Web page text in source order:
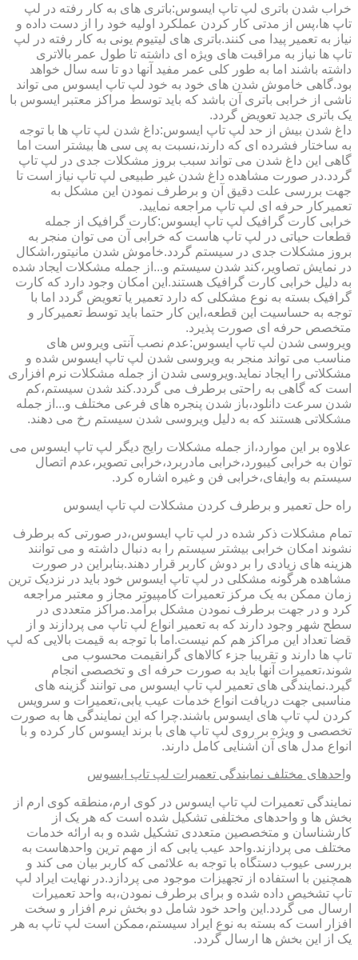
خراب شدن باتری لپ تاپ ایسوس:باتری های به کار رفته در لپ
تاپ ها،پس از مدتی کار کردن عملکرد اولیه خود را از دست داده و
نیاز به تعمیر پیدا می کنند.باتری های لیتیوم یونی به کار رفته در لپ
تاپ ها نیاز به مراقبت های ویژه ای داشته تا طول عمر بالاتری
داشته باشند اما به طور کلی عمر مفید آنها دو تا سه سال خواهد
بود.گاهی خاموش شدن های خود به خود لپ تاپ ایسوس می تواند
ناشی از خرابی باتری آن باشد که باید توسط مراکز معتبر ایسوس با
یک باتری جدید تعویض گردد.
داغ شدن بیش از حد لپ تاپ ایسوس:داغ شدن لپ تاپ ها با توجه
به ساختار فشرده ای که دارند،نسبت به پی سی ها بیشتر است اما
گاهی این داغ شدن می تواند سبب بروز مشکلات جدی در لپ تاپ
گردد.در صورت مشاهده داغ شدن غیر طبیعی لپ تاپ نیاز است تا
جهت بررسی علت دقیق آن و برطرف نمودن این مشکل به
تعمیرکار حرفه ای لپ تاپ مراجعه نمایید.
خرابی کارت گرافیک لپ تاپ ایسوس:کارت گرافیک از جمله
قطعات حیاتی در لپ تاپ هاست که خرابی آن می توان منجر به
بروز مشکلات جدی در سیستم گردد.خاموش شدن مانیتور،اشکال
در نمایش تصاویر،کند شدن سیستم و...از جمله مشکلات ایجاد شده
به دلیل خرابی کارت گرافیک هستند.این امکان وجود دارد که کارت
گرافیک بسته به نوع مشکلی که دارد تعمیر یا تعویض گردد اما با
توجه به حساسیت این قطعه،این کار حتما باید توسط تعمیرکار و
متخصص حرفه ای صورت پذیرد.
ویروسی شدن لپ تاپ ایسوس:عدم نصب آنتی ویروس های
مناسب می تواند منجر به ویروسی شدن لپ تاپ ایسوس شده و
مشکلاتی را ایجاد نماید.ویروسی شدن از جمله مشکلات نرم افزاری
است که گاهی به راحتی برطرف می گردد.کند شدن سیستم،کم
شدن سرعت دانلود،باز شدن پنجره های فرعی مختلف و...از جمله
مشکلاتی هستند که به دلیل ویروسی شدن سیستم رخ می دهند.
علاوه بر این موارد،از جمله مشکلات رایج دیگر لپ تاپ ایسوس می
توان به خرابی کیبورد،خرابی مادربرد،خرابی تصویر،عدم اتصال
سیستم به وایفای،خرابی فن و غیره اشاره کرد.
راه حل تعمیر و برطرف کردن مشکلات لپ تاپ ایسوس
تمام مشکلات ذکر شده در لپ تاپ ایسوس،در صورتی که برطرف
نشوند امکان خرابی بیشتر سیستم را به دنبال داشته و می توانند
هزینه های زیادی را بر دوش کاربر قرار دهند.بنابراین در صورت
مشاهده هرگونه مشکلی در لپ تاپ ایسوس خود باید در نزدیک ترین
زمان ممکن به یک مرکز تعمیرات کامپیوتر مجاز و معتبر مراجعه
کرد و در جهت برطرف نمودن مشکل برآمد.مراکز متعددی در
سطح شهر وجود دارند که به تعمیر انواع لپ تاپ می پردازند و از
قضا تعداد این مراکز هم کم نیست.اما با توجه به قیمت بالایی که لپ
تاپ ها دارند و تقریبا جزء کالاهای گرانقیمت محسوب می
شوند،تعمیرات آنها باید به صورت حرفه ای و تخصصی انجام
گیرد.نمایندگی های تعمیر لپ تاپ ایسوس می توانند گزینه های
مناسبی جهت دریافت انواع خدمات عیب یابی،تعمیرات و سرویس
کردن لپ تاپ های ایسوس باشند.چرا که این نمایندگی ها به صورت
تخصصی و ویژه بر روی لپ تاپ های با برند ایسوس کار کرده و با
انواع مدل های آن آشنایی کامل دارند.
واحدهای مختلف نمایندگی تعمیرات لپ تاپ ایسوس
نمایندگی تعمیرات لپ تاپ ایسوس در کوی ارم،منطقه کوی ارم از
بخش ها و واحدهای مختلفی تشکیل شده است که هر یک از
کارشناسان و متخصصین متعددی تشکیل شده و به ارائه خدمات
مختلف می پردازند.واحد عیب یابی که از مهم ترین واحدهاست به
بررسی عیوب دستگاه با توجه به علائمی که کاربر بیان می کند و
همچنین با استفاده از تجهیزات موجود می پردازد.در نهایت ایراد لپ
تاپ تشخیص داده شده و برای برطرف نمودن،به واحد تعمیرات
ارسال می گردد.این واحد خود شامل دو بخش نرم افزار و سخت
افزار است که بسته به نوع ایراد سیستم،ممکن است لپ تاپ به هر
یک از این بخش ها ارسال گردد.